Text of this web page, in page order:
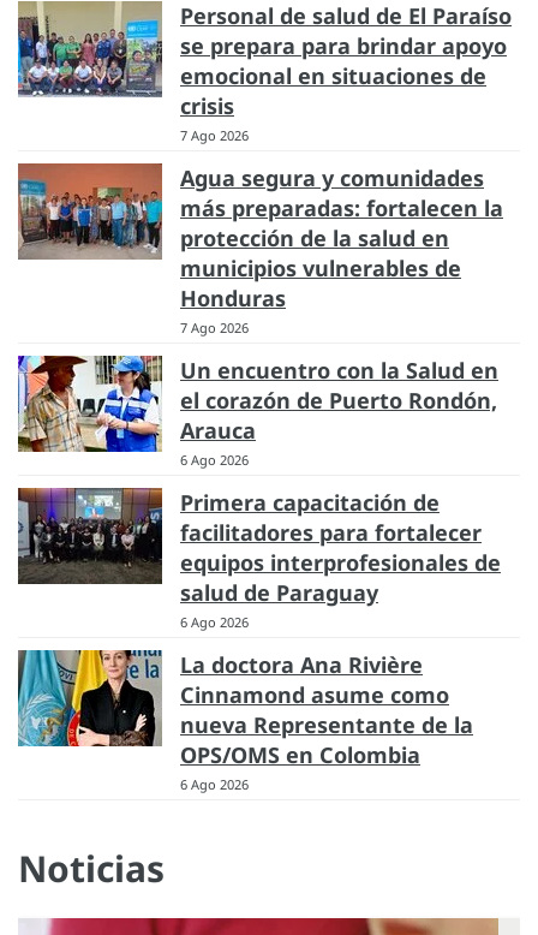
Personal de salud de El Paraíso
se prepara para brindar apoyo
emocional en situaciones de
crisis
7 Ago 2026
Agua segura y comunidades
más preparadas: fortalecen la
protección de la salud en
municipios vulnerables de
Honduras
7 Ago 2026
Un encuentro con la Salud en
el corazón de Puerto Rondón,
Arauca
6 Ago 2026
Primera capacitación de
facilitadores para fortalecer
equipos interprofesionales de
salud de Paraguay
6 Ago 2026
La doctora Ana Rivière
Cinnamond asume como
nueva Representante de la
OPS/OMS en Colombia
6 Ago 2026
Noticias